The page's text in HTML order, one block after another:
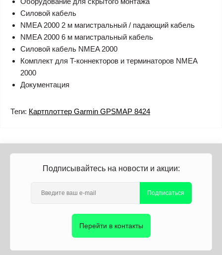
Силовой кабель
NMEA 2000 2 м магистральный / падающий кабель
NMEA 2000 6 м магистральный кабель
Силовой кабель NMEA 2000
Комплект для T-коннекторов и терминаторов NMEA
2000
Документация
Теги: Картплоттер Garmin GPSMAP 8424
Подписывайтесь на новости и акции:
Подписаться
Перейти в контакты